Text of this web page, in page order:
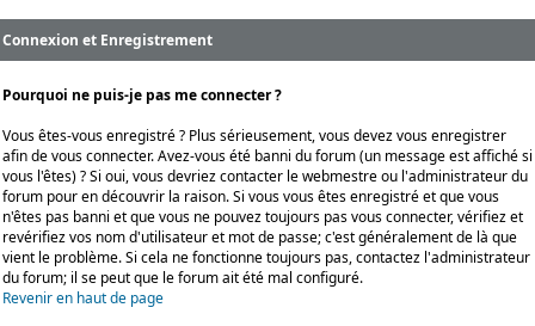
Connexion et Enregistrement
Pourquoi ne puis-je pas me connecter ?
Vous êtes-vous enregistré ? Plus sérieusement, vous devez vous enregistrer
afin de vous connecter. Avez-vous été banni du forum (un message est affiché si
vous l'êtes) ? Si oui, vous devriez contacter le webmestre ou l'administrateur du
forum pour en découvrir la raison. Si vous vous êtes enregistré et que vous
n'êtes pas banni et que vous ne pouvez toujours pas vous connecter, vérifiez et
revérifiez vos nom d'utilisateur et mot de passe; c'est généralement de là que
vient le problème. Si cela ne fonctionne toujours pas, contactez l'administrateur
du forum; il se peut que le forum ait été mal configuré.
Revenir en haut de page